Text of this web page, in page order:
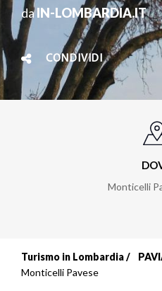
daIN-LOMBARDIA.IT
CONDIVIDI
Monticelli
Briciole
Turismo in Lombardia
Monticelli Pavese